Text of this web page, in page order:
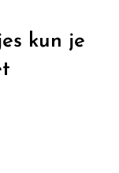
kun je